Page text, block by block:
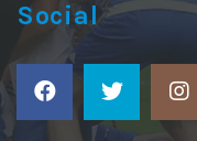
Social